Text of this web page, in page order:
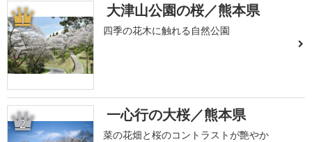
1 大津山公園の桜／熊本県
四季の花木に触れる自然公園
2 一心行の大桜／熊本県
菜の花畑と桜のコントラストが艶やか